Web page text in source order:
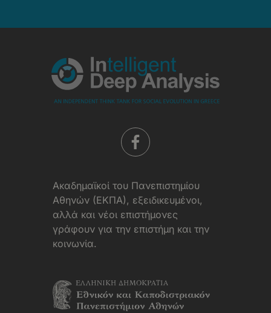
Aκαδημαϊκοί του Πανεπιστημίου
Αθηνών (ΕΚΠΑ), εξειδικευμένοι,
αλλά και νέοι επιστήμονες
γράφουν για την επιστήμη και την
κοινωνία.